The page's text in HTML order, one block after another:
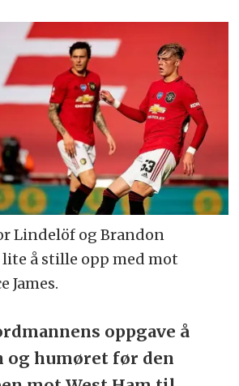
Lindelöf og Brandon
å stille opp med mot
James.
oppgave å
og humøret før den